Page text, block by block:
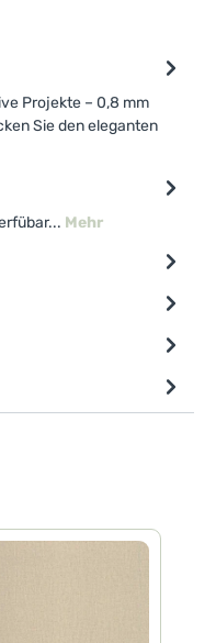
Projekte – 0,8 mm
Sie den eleganten
Mehr